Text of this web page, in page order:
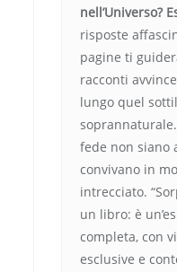
nell’Universo?
risposte
pagine ti
racconti
lungo quel
fede non siano
convivano in
intrecciato.
un libro: è
completa, con
esclusive e